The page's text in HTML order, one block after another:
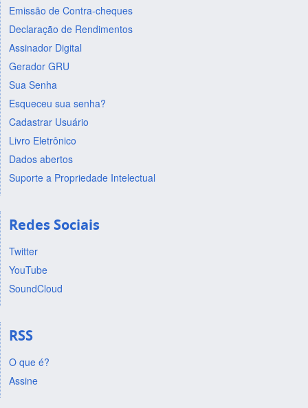
Emissão de Contra-cheques
Declaração de Rendimentos
Assinador Digital
Gerador GRU
Sua Senha
Esqueceu sua senha?
Cadastrar Usuário
Livro Eletrônico
Dados abertos
Suporte a Propriedade Intelectual
Redes Sociais
Twitter
YouTube
SoundCloud
RSS
O que é?
Assine